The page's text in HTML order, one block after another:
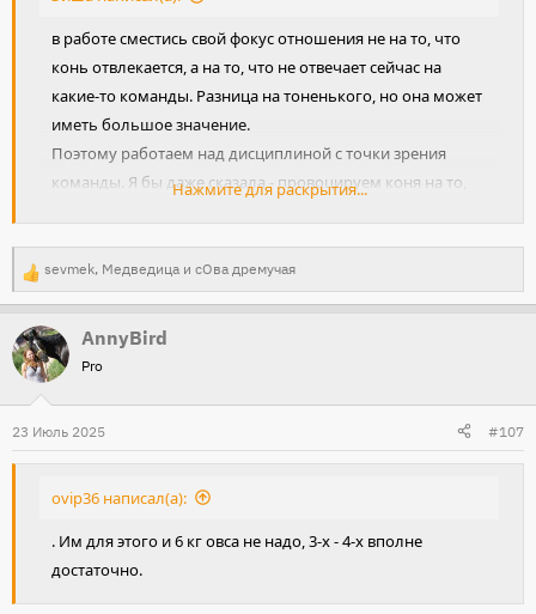
в работе сместись свой фокус отношения не на то, что
конь отвлекается, а на то, что не отвечает сейчас на
какие-то команды. Разница на тоненького, но она может
иметь большое значение.
Поэтому работаем над дисциплиной с точки зрения
команды. Я бы даже сказала - провоцируем коня на то,
Нажмите для раскрытия...
Р
е
а
к
и
и
sevmek, Медведица и сОва дремучая
AnnyBird
Pro
23 Июль 2025 #107
ovip36 написал(а):
. Им для этого и 6 кг овса не надо, 3-х - 4-х вполне
достаточно.